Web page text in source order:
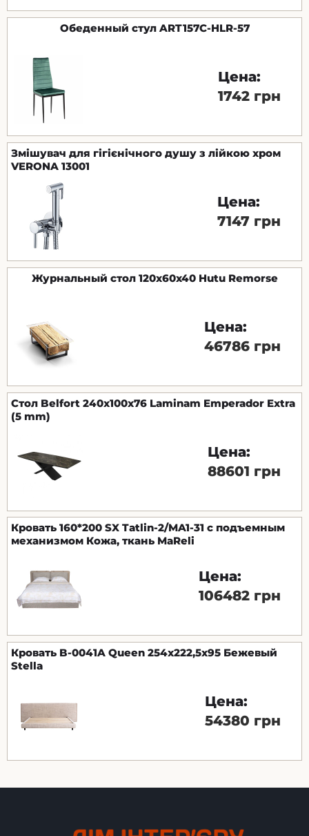
Обеденный стул ART157C-HLR-57
Цена:
1742 грн
Змішувач для гігієнічного душу з лійкою хром
VERONA 13001
Цена:
7147 грн
Журнальный стол 120x60x40 Hutu Remorse
Цена:
46786 грн
Стол Belfort 240х100х76 Laminam Emperador Extra
(5 mm)
Цена:
88601 грн
Кровать 160*200 SX Tatlin-2/MA1-31 с подъемным
механизмом Кожа, ткань MaReli
Цена:
106482 грн
Кровать B-0041A Queen 254х222,5х95 Бежевый
Stella
Цена:
54380 грн